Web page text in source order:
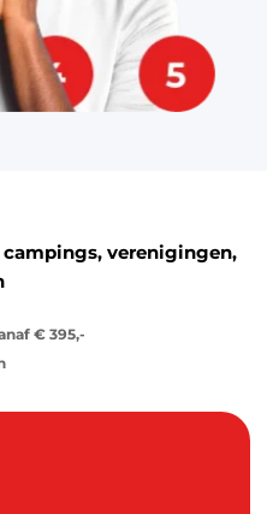
verenigingen,
€ 395,-